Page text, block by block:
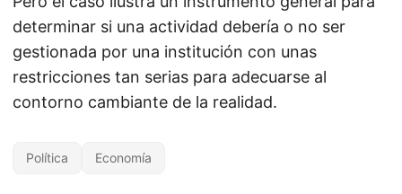
determinar si una actividad debería o no ser
gestionada por una institución con unas
restricciones tan serias para adecuarse al
contorno cambiante de la realidad.
Política Economía